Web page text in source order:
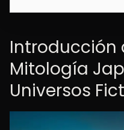
Introducción
Mitología
Universos